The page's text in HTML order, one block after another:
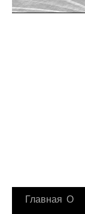
Главная О